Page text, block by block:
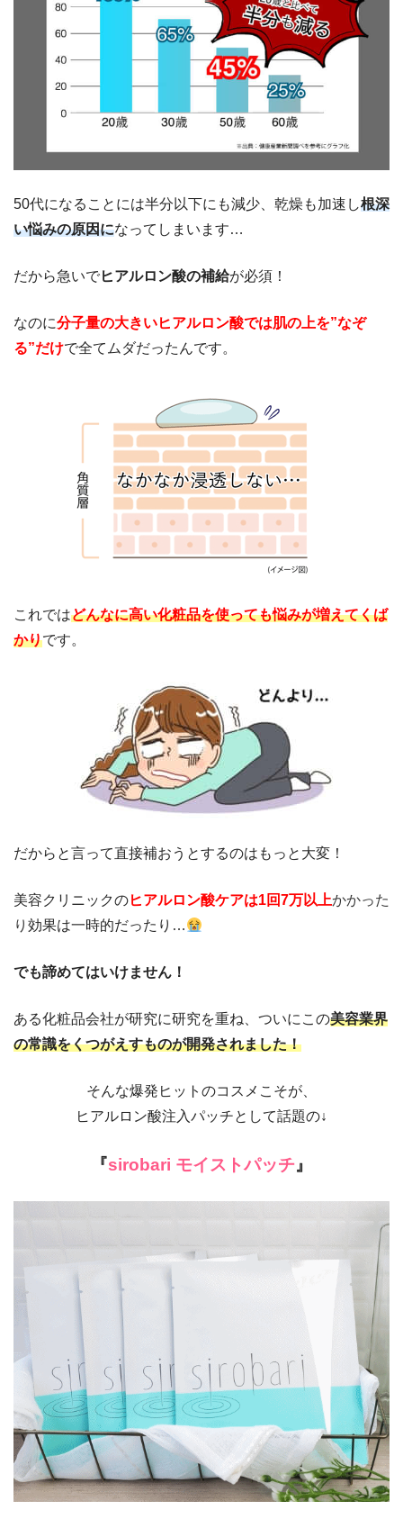
50代になることには半分以下にも減少、乾燥も加速し根深
い悩みの原因になってしまいます…
だから急いでヒアルロン酸の補給が必須！
なのに分子量の大きいヒアルロン酸では肌の上を”なぞ
る”だけで全てムダだったんです。
これではどんなに高い化粧品を使っても悩みが増えてくば
かりです。
だからと言って直接補おうとするのはもっと大変！
美容クリニックのヒアルロン酸ケアは1回7万以上かかった
り 効果は一時的だったり…
でも諦めてはいけません！
ある化粧品会社が研究に研究を重ね、ついにこの美容業界
の常識をくつがえすものが開発されました！
そんな爆発ヒットのコスメこそが、
ヒアルロン酸注入パッチとして話題の↓
『sirobari モイストパッチ』